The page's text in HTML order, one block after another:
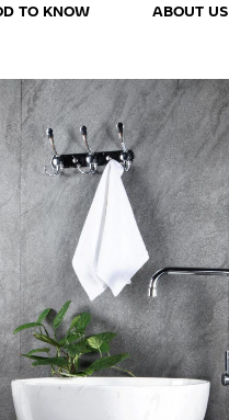
TO KNOW ABOUT US